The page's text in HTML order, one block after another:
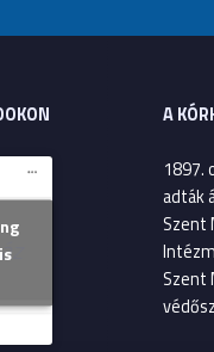
A
1897.
adták
Szent
Szent